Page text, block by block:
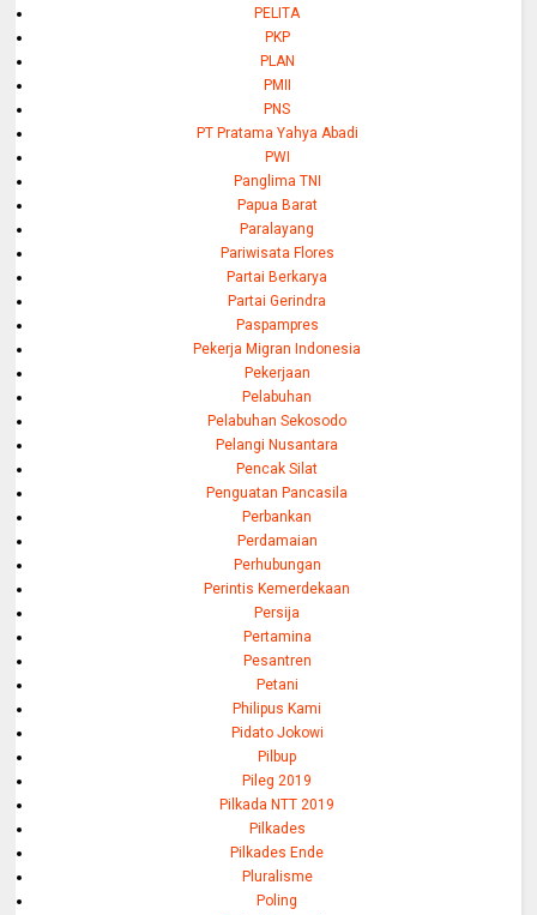
PELITA
PKP
PLAN
PMII
PNS
PT Pratama Yahya Abadi
PWI
Panglima TNI
Papua Barat
Paralayang
Pariwisata Flores
Partai Berkarya
Partai Gerindra
Paspampres
Pekerja Migran Indonesia
Pekerjaan
Pelabuhan
Pelabuhan Sekosodo
Pelangi Nusantara
Pencak Silat
Penguatan Pancasila
Perbankan
Perdamaian
Perhubungan
Perintis Kemerdekaan
Persija
Pertamina
Pesantren
Petani
Philipus Kami
Pidato Jokowi
Pilbup
Pileg 2019
Pilkada NTT 2019
Pilkades
Pilkades Ende
Pluralisme
Poling